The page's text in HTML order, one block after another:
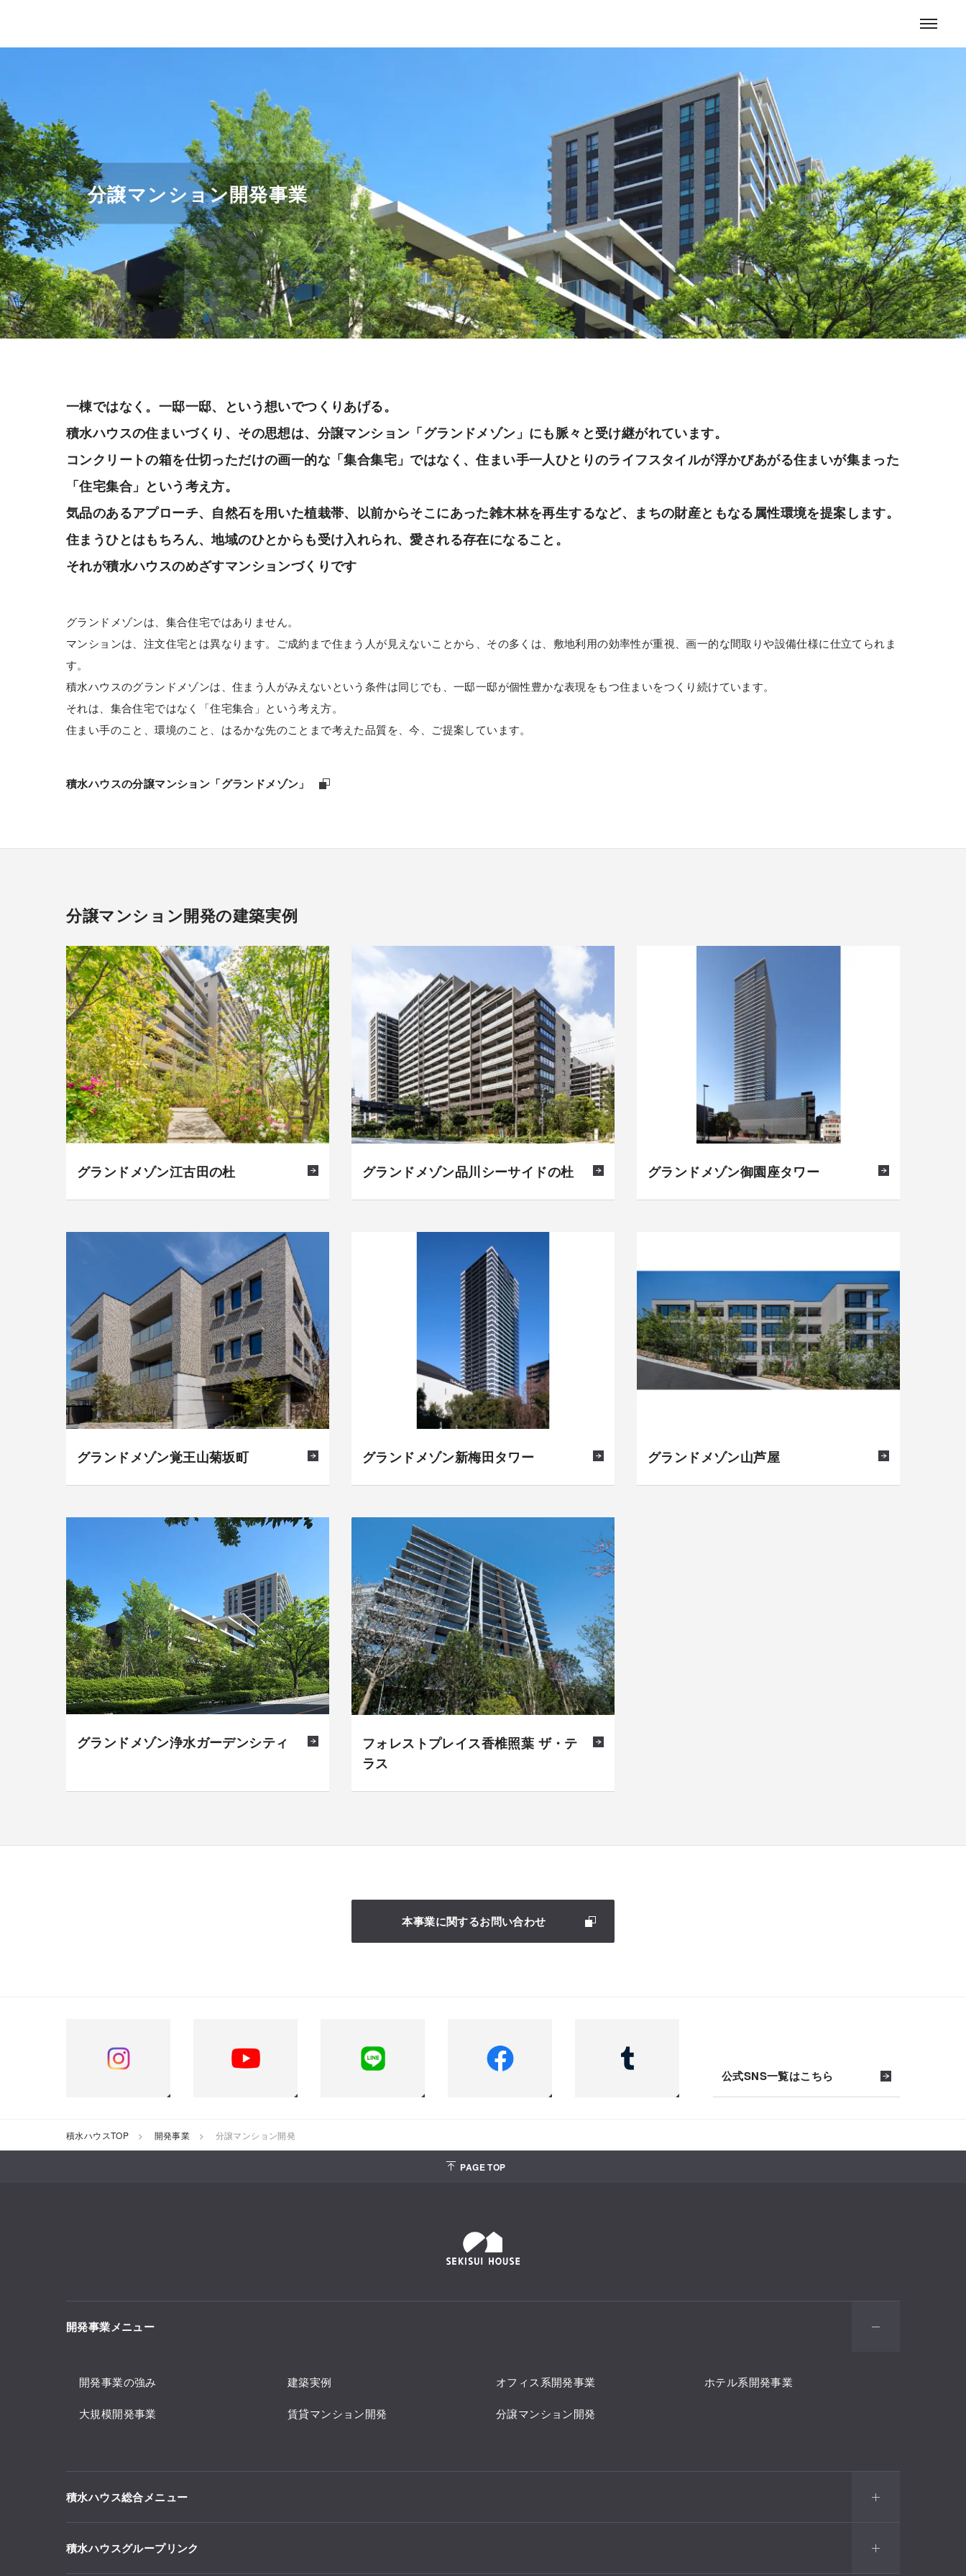
分譲マンション開発事業
一棟ではなく。一邸一邸、という想いでつくりあげる。
積水ハウスの住まいづくり、その思想は、分譲マンション「グランドメゾン」にも脈々と受け継がれています。
コンクリートの箱を仕切っただけの画一的な「集合集宅」ではなく、住まい手一人ひとりのライフスタイルが浮かびあがる住まいが集まった
「住宅集合」という考え方。
気品のあるアプローチ、自然石を用いた植栽帯、以前からそこにあった雑木林を再生するなど、まちの財産ともなる属性環境を提案します。
住まうひとはもちろん、地域のひとからも受け入れられ、愛される存在になること。
それが積水ハウスのめざすマンションづくりです
グランドメゾンは、集合住宅ではありません。
マンションは、注文住宅とは異なります。ご成約まで住まう人が見えないことから、その多くは、敷地利用の効率性が重視、画一的な間取りや設備仕様に仕立てられま
す。
積水ハウスのグランドメゾンは、住まう人がみえないという条件は同じでも、一邸一邸が個性豊かな表現をもつ住まいをつくり続けています。
それは、集合住宅ではなく「住宅集合」という考え方。
住まい手のこと、環境のこと、はるかな先のことまで考えた品質を、今、ご提案しています。
積水ハウスの分譲マンション「グランドメゾン」
分譲マンション開発の建築実例
グランドメゾン江古田の杜 グランドメゾン品川シーサイドの杜 グランドメゾン御園座タワー
グランドメゾン覚王山菊坂町 グランドメゾン新梅田タワー グランドメゾン山芦屋
グランドメゾン浄水ガーデンシティ
フォレストプレイス香椎照葉 ザ・テ
ラス
本事業に関するお問い合わせ
公式SNS一覧はこちら
積水ハウスTOP 開発事業 分譲マンション開発
PAGE TOP
開発事業メニュー
開発事業の強み 建築実例 オフィス系開発事業 ホテル系開発事業
大規模開発事業 賃貸マンション開発 分譲マンション開発
積水ハウス総合メニュー
住まい
積水ハウスグループリンク